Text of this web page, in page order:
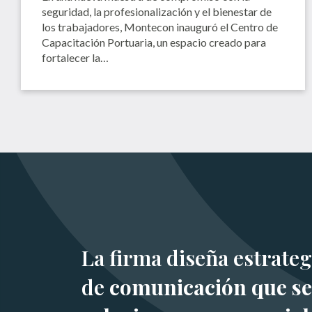
seguridad, la profesionalización y el bienestar de
los trabajadores, Montecon inauguró el Centro de
Capacitación Portuaria, un espacio creado para
fortalecer la…
La firma diseña
de comunicación que